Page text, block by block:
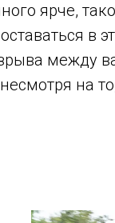
ярче,
в
между
на